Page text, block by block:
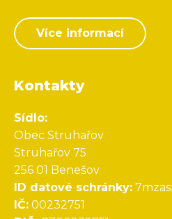
Více informací
Kontakty
Sídlo:
Obec Struhařov
Struhařov 75
256 01 Benešov
ID datové schránky:
IČ: 00232751